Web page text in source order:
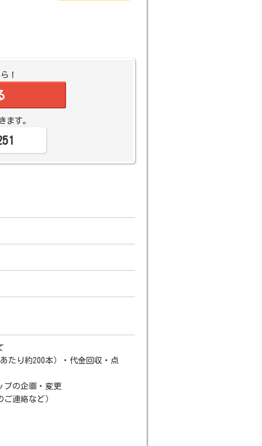
！
ます。
たり約200本）・代金回収・点
プの企画・変更
連絡など）